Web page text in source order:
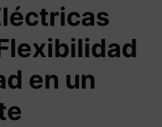
en un